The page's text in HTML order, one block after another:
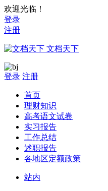
欢迎光临！
登录
注册
文档天下
登录 注册
首页
理财知识
高考语文试卷
实习报告
工作总结
述职报告
各地区定额政策
站内